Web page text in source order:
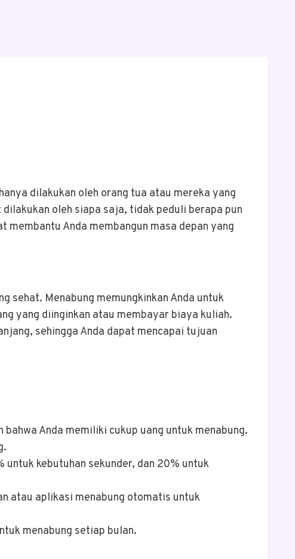
dilakukan oleh orang tua atau mereka yang
oleh siapa saja, tidak peduli berapa pun
Anda membangun masa depan yang
sehat. Menabung memungkinkan Anda untuk
yang diinginkan atau membayar biaya kuliah.
sehingga Anda dapat mencapai tujuan
Anda memiliki cukup uang untuk menabung.
untuk kebutuhan sekunder, dan 20% untuk
atau aplikasi menabung otomatis untuk
menabung setiap bulan.